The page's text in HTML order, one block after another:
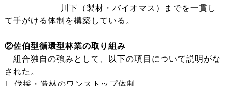
川下（製材・バイオマス）までを一貫し
て手がける体制を構築している。
②佐伯型循環型林業の取り組み
組合独自の強みとして、以下の項目について説明がな
された。
1. 伐採・造林のワンストップ体制